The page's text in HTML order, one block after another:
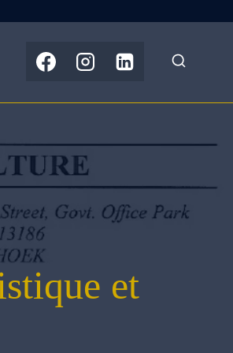
Sud-Est
Îles du Pacifique
et